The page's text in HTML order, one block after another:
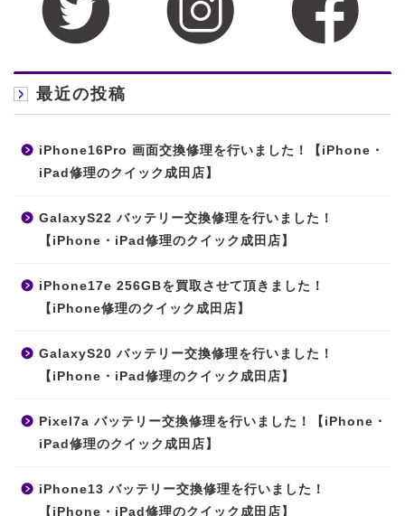
最近の投稿
iPhone16Pro 画面交換修理を行いました！【iPhone・
iPad修理のクイック成田店】
GalaxyS22 バッテリー交換修理を行いました！
【iPhone・iPad修理のクイック成田店】
iPhone17e 256GBを買取させて頂きました！
【iPhone修理のクイック成田店】
GalaxyS20 バッテリー交換修理を行いました！
【iPhone・iPad修理のクイック成田店】
Pixel7a バッテリー交換修理を行いました！【iPhone・
iPad修理のクイック成田店】
iPhone13 バッテリー交換修理を行いました！
【iPhone・iPad修理のクイック成田店】